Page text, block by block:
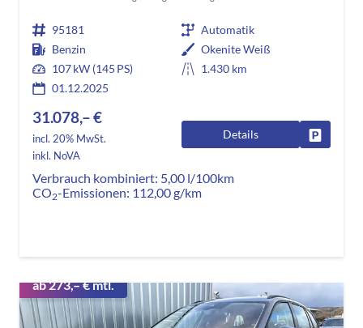
95181
Automatik
Benzin
Okenite Weiß
107 kW (145 PS)
1.430 km
01.12.2025
31.078,– €
incl. 20% MwSt.
inkl. NoVA
Details
Verbrauch kombiniert: 5,00 l/100km
CO2-Emissionen: 112,00 g/km
ab 273,– € mtl.